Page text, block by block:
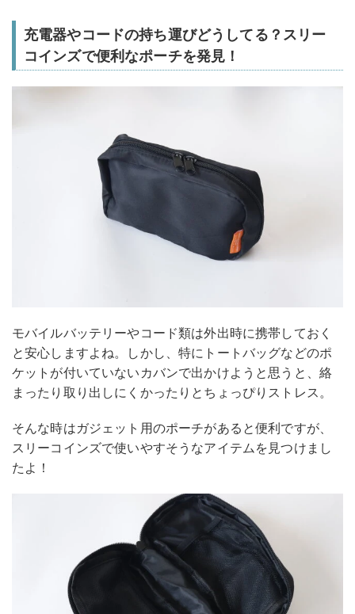
充電器やコードの持ち運びどうしてる？スリー
コインズで便利なポーチを発見！
モバイルバッテリーやコード類は外出時に携帯しておく
と安心しますよね。しかし、特にトートバッグなどのポ
ケットが付いていないカバンで出かけようと思うと、絡
まったり取り出しにくかったりとちょっぴりストレス。
そんな時はガジェット用のポーチがあると便利ですが、
スリーコインズで使いやすそうなアイテムを見つけまし
たよ！